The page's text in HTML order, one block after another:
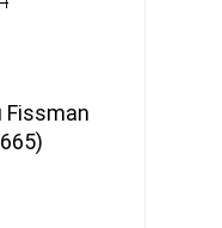
Fissman